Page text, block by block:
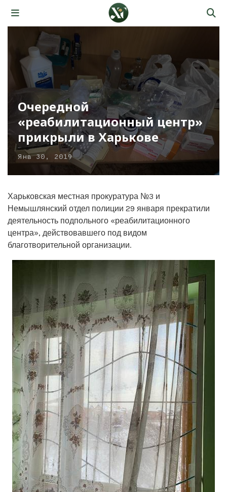
Очередной
«реабилитационный центр»
прикрыли в Харькове
Янв 30, 2019
Харьковская местная прокуратура №3 и
Немышлянский отдел полиции 29 января прекратили
деятельность подпольного «реабилитационного
центра», действовавшего под видом
благотворительной организации.